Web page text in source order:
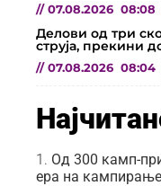
// 07.08.2026 08:08
Делови од три
струја, прекини
// 07.08.2026 08:04
Од 300 камп-
ера на